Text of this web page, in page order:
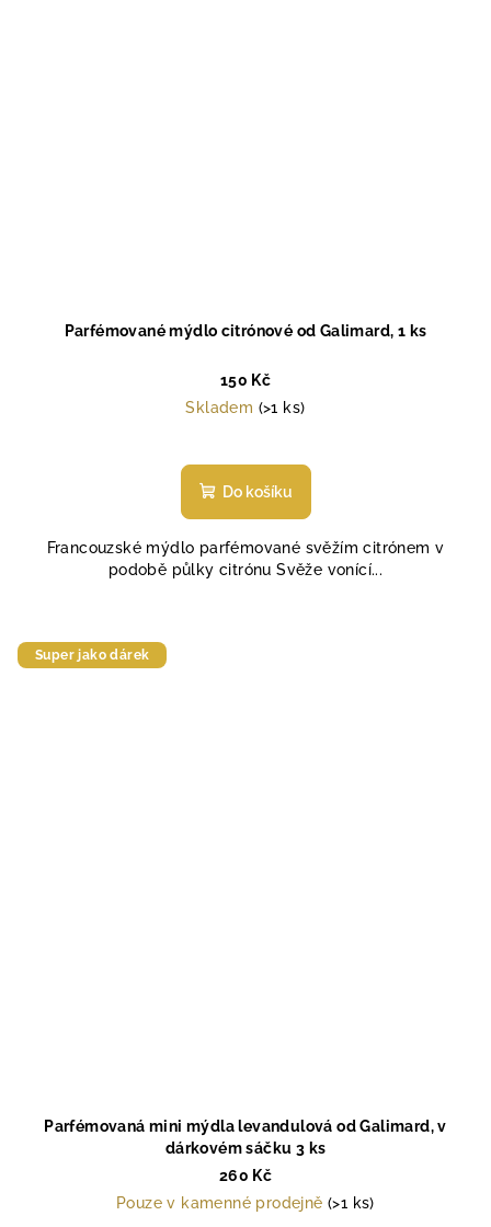
Parfémované mýdlo citrónové od Galimard, 1 ks
150 Kč
Skladem (>1 ks)
Do košíku
Francouzské mýdlo parfémované svěžím citrónem v
podobě půlky citrónu Svěže vonící...
Super jako dárek
Parfémovaná mini mýdla levandulová od Galimard, v
dárkovém sáčku 3 ks
260 Kč
Pouze v kamenné prodejně(>1 ks)